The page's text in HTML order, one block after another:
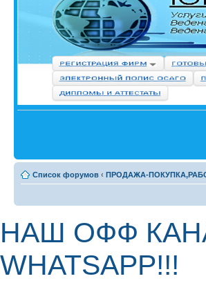
Список форумов ‹ ПРОДАЖА-
НАШ ОФФ
WHATSAPP!!!